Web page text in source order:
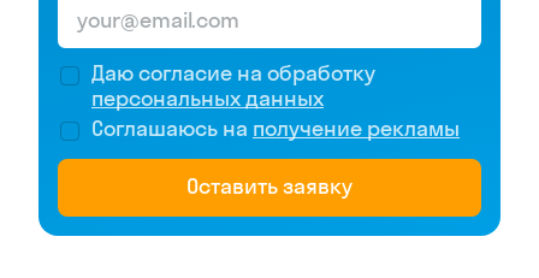
Даю согласие на обработку
персональных данных
Соглашаюсь на получение рекламы
Оставить заявку